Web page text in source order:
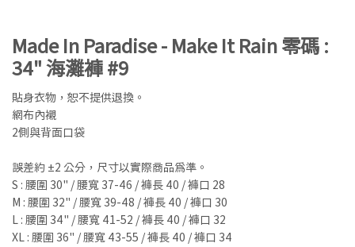
Made In Paradise - Make It Rain 零碼 :
34" 海灘褲 #9
貼身衣物，恕不提供退換。
網布內襯
2側與背面口袋
誤差約 ±2 公分，尺寸以實際商品為準。
S : 腰圍 30" / 腰寬 37-46 / 褲長 40 / 褲口 28
M : 腰圍 32" / 腰寬 39-48 / 褲長 40 / 褲口 30
L : 腰圍 34" / 腰寬 41-52 / 褲長 40 / 褲口 32
XL : 腰圍 36" / 腰寬 43-55 / 褲長 40 / 褲口 34